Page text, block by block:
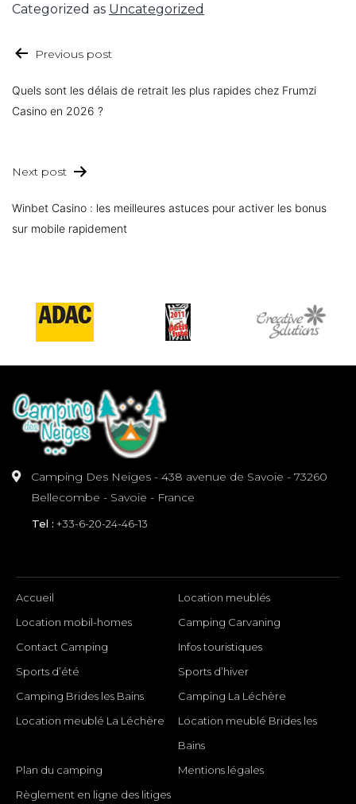
Categorized as Uncategorized
Previous post
Quels sont les délais de retrait les plus rapides chez Frumzi
Casino en 2026 ?
Next post
Winbet Casino : les meilleures astuces pour activer les bonus
sur mobile rapidement
Camping Des Neiges - 438 avenue de Savoie - 73260
Bellecombe - Savoie - France
Tel : +33-6-20-24-46-13
Accueil
Location meublés
Location mobil-homes
Camping Carvaning
Contact Camping
Infos touristiques
Sports d’été
Sports d’hiver
Camping Brides les Bains
Camping La Léchère
Location meublé La Léchère
Location meublé Brides les
Bains
Plan du camping
Mentions légales
Règlement en ligne des litiges